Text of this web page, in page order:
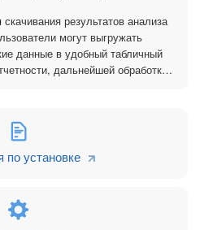
в ExcelТранскрипты и
в табличный формат.
статистики, интеграции с
последующей обработки
в вашем портале
не передаётся сторонним
и
результатов анализа
могут выгружать
данные в удобный табличный
дальнейшей обработки
по установке